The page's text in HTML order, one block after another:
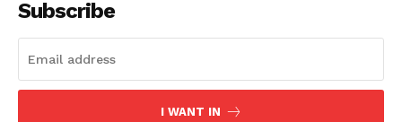
Subscribe
I WANT IN